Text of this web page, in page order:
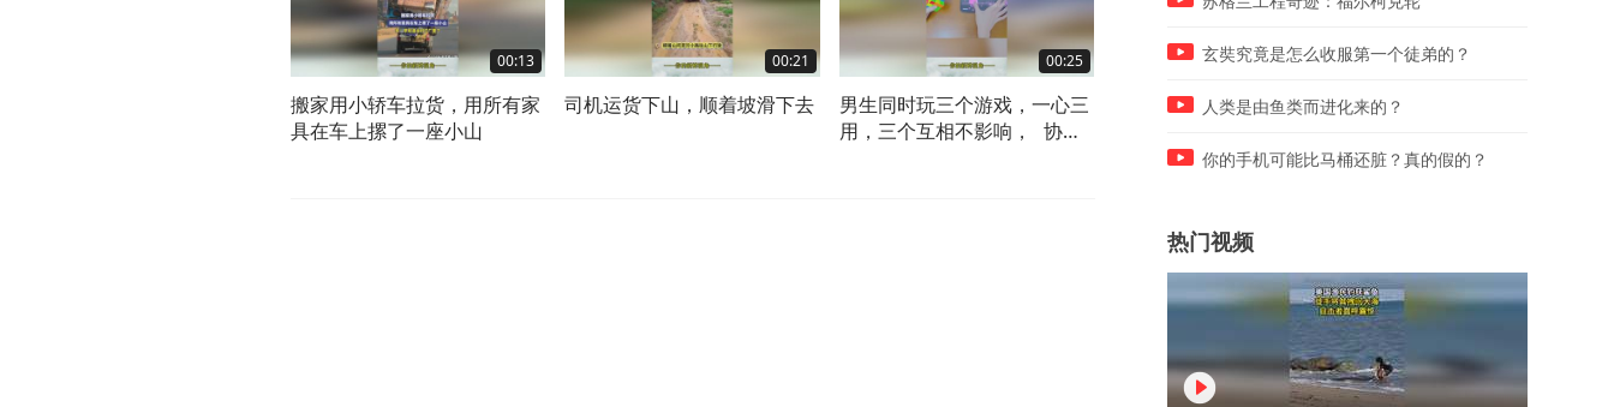
00:13
搬家用小轿车拉货，用所有家
具在车上摞了一座小山
00:21
司机运货下山，顺着坡滑下去
00:25
男生同时玩三个游戏，一心三
用，三个互相不影响， 协调
00:10
奔赴大理巍山火把盛会，漫天
于火把节的极致浪漫
夏日小伙从楼下视角观看楼
赏鱼”。
玄奘究竟是怎么收服第一个徒弟的？
人类是由鱼类而进化来的？
你的手机可能比马桶还脏？真的假的？
热门视频